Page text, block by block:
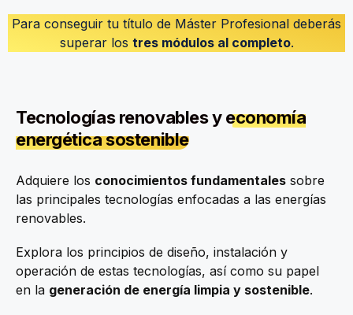
Para conseguir tu título de Máster Profesional deberás
superar los tres módulos al completo.
Tecnologías renovables yeconomía
energética sostenible
Adquiere los conocimientos fundamentales sobre
las principales tecnologías enfocadas a las energías
renovables.
Explora los principios de diseño, instalación y
operación de estas tecnologías, así como su papel
en la generación de energía limpia y sostenible.